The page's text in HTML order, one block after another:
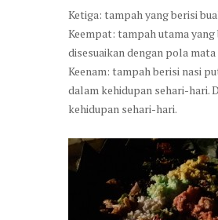
Ketiga: tampah yang berisi
Keempat: tampah utama
disesuaikan dengan pola
Keenam: tampah berisi nasi
dalam kehidupan sehari-hari.
kehidupan sehari-hari.